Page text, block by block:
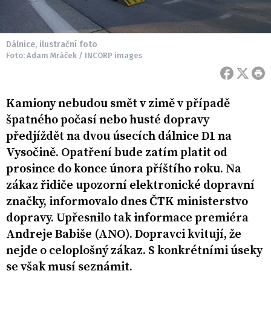
Dálnice, ilustrační foto
Foto: Adam Mráček / INCORP images
Kamiony nebudou smět v zimě v případě
špatného počasí nebo husté dopravy
předjíždět na dvou úsecích dálnice D1 na
Vysočině. Opatření bude zatím platit od
prosince do konce února příštího roku. Na
zákaz řidiče upozorní elektronické dopravní
značky, informovalo dnes ČTK ministerstvo
dopravy. Upřesnilo tak informace premiéra
Andreje Babiše (ANO). Dopravci kvitují, že
nejde o celoplošný zákaz. S konkrétními úseky
se však musí seznámit.